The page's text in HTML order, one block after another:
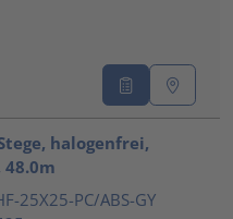
halogenfrei,
48.0m
25X25-PC/ABS-GY